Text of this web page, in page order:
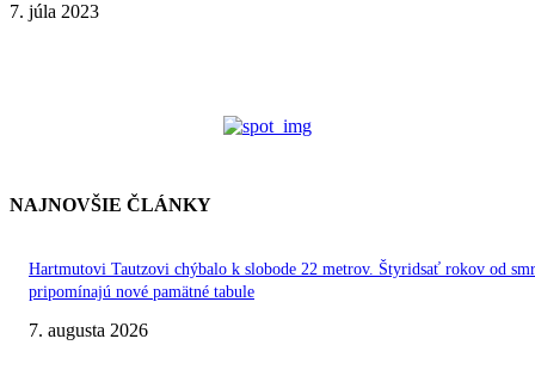
7. júla 2023
NAJNOVŠIE ČLÁNKY
Hartmutovi Tautzovi chýbalo k slobode 22 metrov. Štyridsať rokov od
pripomínajú nové pamätné tabule
7. augusta 2026